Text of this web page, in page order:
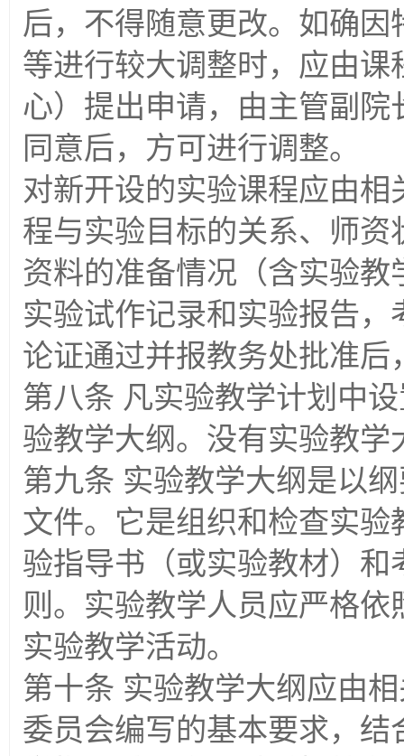
后，不得随意更改。如确
等进行较大调整时，应由
心）提出申请，由主管副
同意后，方可进行调整。
对新开设的实验课程应由
程与实验目标的关系、师
资料的准备情况（含实验
实验试作记录和实验报告
论证通过并报教务处批准
第八条 凡实验教学计划中
验教学大纲。没有实验教
第九条 实验教学大纲是以
文件。它是组织和检查实
验指导书（或实验教材）
则。实验教学人员应严格
实验教学活动。
第十条 实验教学大纲应由
委员会编写的基本要求，